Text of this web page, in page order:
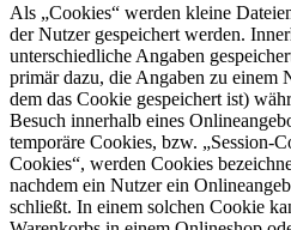
Als „Cookies“ werden kleine
der Nutzer gespeichert werden.
unterschiedliche Angaben
primär dazu, die Angaben zu einem
dem das Cookie gespeichert ist)
Besuch innerhalb eines
temporäre Cookies, bzw. „Session-
Cookies“, werden Cookies
nachdem ein Nutzer ein
schließt. In einem solchen Cookie